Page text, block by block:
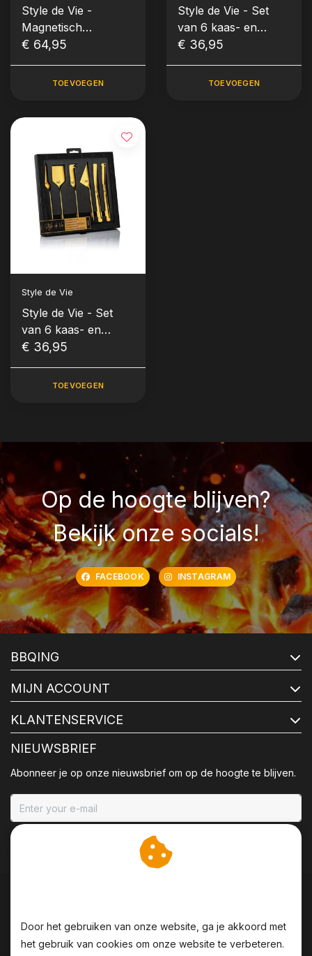
Style de Vie -
Magnetisch
messenrek 50 cm
€ 64,95
TOEVOEGEN
Style de Vie - Set
van 6 kaas- en
botermessen (kleur
€ 36,95
TOEVOEGEN
Style de Vie
Style de Vie - Set
van 6 kaas- en
botermessen (kleur
€ 36,95
TOEVOEGEN
Op de hoogte blijven?
Bekijk onze socials!
FACEBOOK INSTAGRAM
BBQING
MIJN ACCOUNT
KLANTENSERVICE
NIEUWSBRIEF
Abonneer je op onze nieuwsbrief om op de hoogte te blijven.
Door het gebruiken van onze website, ga je akkoord met
het gebruik van cookies om onze website te verbeteren.